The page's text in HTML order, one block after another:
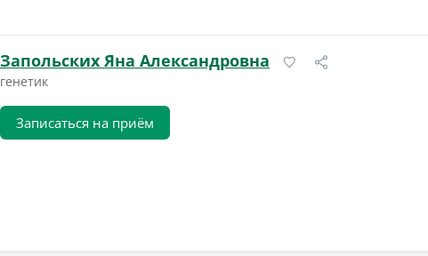
Запольских Яна Александровна
генетик
Записаться на приём